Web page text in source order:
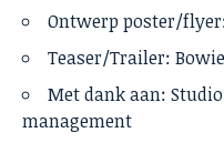
Ontwerp poster/
Teaser/Trailer:
Met dank aan:
management